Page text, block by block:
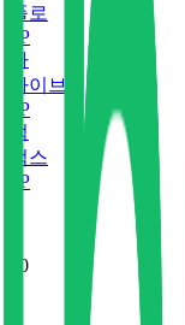
플로
P
바
바이브
P
벅
벅스
P
0